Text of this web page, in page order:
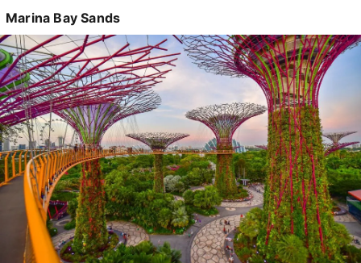
Marina Bay Sands